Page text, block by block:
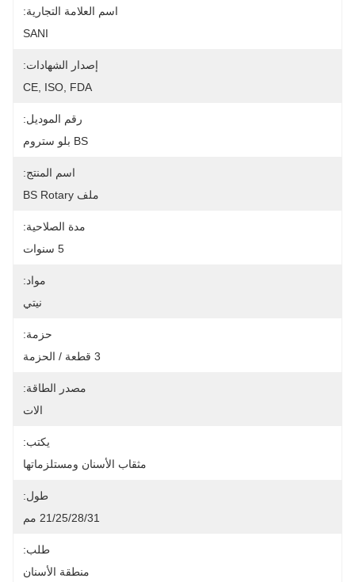
اسم العلامة التجارية:
SANI
إصدار الشهادات:
CE, ISO, FDA
رقم الموديل:
BS بلو ستروم
اسم المنتج:
ملف BS Rotary
مدة الصلاحية:
5 سنوات
مواد:
نيتي
حزمة:
3 قطعة / الحزمة
مصدر الطاقة:
الات
يكتب:
مثقاب الأسنان ومستلزماتها
طول:
21/25/28/31 مم
طلب:
منطقة الأسنان